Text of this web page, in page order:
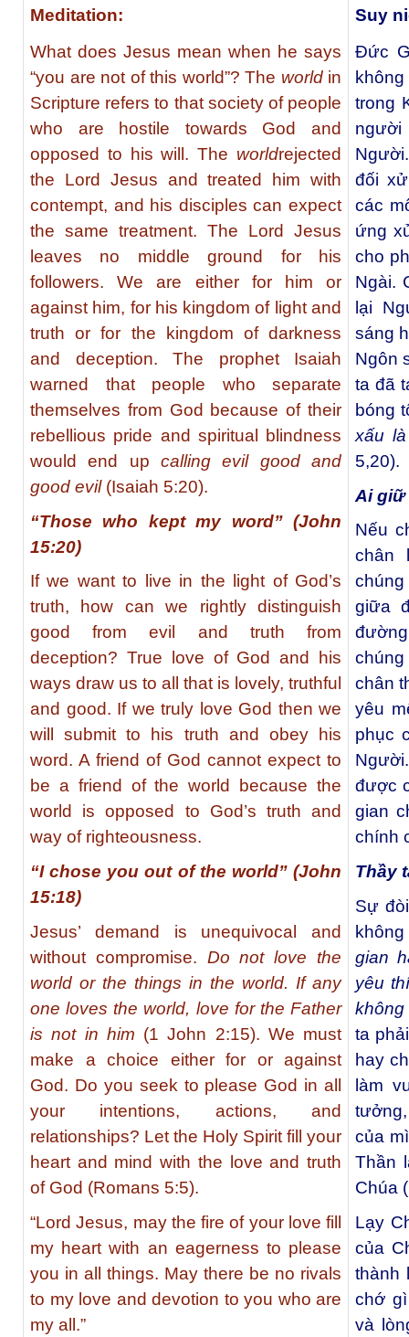
Meditation:
What does Jesus mean when he says
“you are not of this world”? The worldin
Scripture refers to that society of people
who are hostile towards God and
opposed to his will. The worldrejected
the Lord Jesus and treated him with
contempt, and his disciples can expect
the same treatment. The Lord Jesus
leaves no middle ground for his
followers. We are either for him or
against him, for his kingdom of light and
truth or for the kingdom of darkness
and deception. The prophet Isaiah
warned that people who separate
themselves from God because of their
rebellious pride and spiritual blindness
would end up calling evil good and
good evil(Isaiah 5:20).
“Those who kept my word” (John
15:20)
If we want to live in the light of God’s
truth, how can we rightly distinguish
good from evil and truth from
deception? True love of God and his
ways draw us to all that is lovely, truthful
and good. If we truly love God then we
will submit to his truth and obey his
word. A friend of God cannot expect to
be a friend of the world because the
world is opposed to God’s truth and
way of righteousness.
“I chose you out of the world” (John
15:18)
Jesus’ demand is unequivocal and
without compromise. Do not love the
world or the things in the world. If any
one loves the world, love for the Father
is not in him (1 John 2:15). We must
make a choice either for or against
God. Do you seek to please God in all
your intentions, actions, and
relationships? Let the Holy Spirit fill your
heart and mind with the love and truth
of God (Romans 5:5).
“Lord Jesus, may the fire of your love fill
my heart with an eagerness to please
you in all things. May there be no rivals
to my love and devotion to you who are
my all.”
Suy
Ðức
trong
người
đối
các
ứng
cho
Ngài.
lại
sáng
Ngôn
ta đã
bóng
xấu
5,20).
Ai giữ
Nếu
chân
giữa
chân
yêu
phục
được
gian
chính
Thầy
Sự
gian
yêu
ta
hay
làm
của
Thần
Chúa
Lạy
của
thành
chớ
và